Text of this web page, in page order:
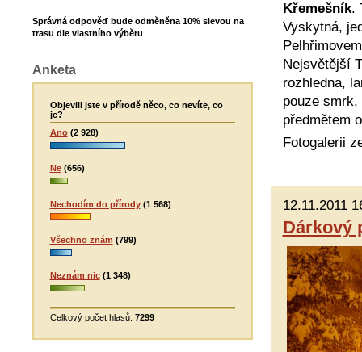
Křemešník.
Vyskytná,
Nejsvětější
rozhledna,
pouze
předmětem
Fotogalerii
12.11.2011
Dárkový
Správná odpověď bude odměněna 10% slevou na
trasu dle vlastního výběru
Anketa
Objevili jste v přírodě něco, co nevíte, co
je?
Ano (2 928)
Ne (656)
Nechodím do přírody (1 568)
Všechno znám (799)
Neznám nic (1 348)
Celkový počet hlasů: 7299